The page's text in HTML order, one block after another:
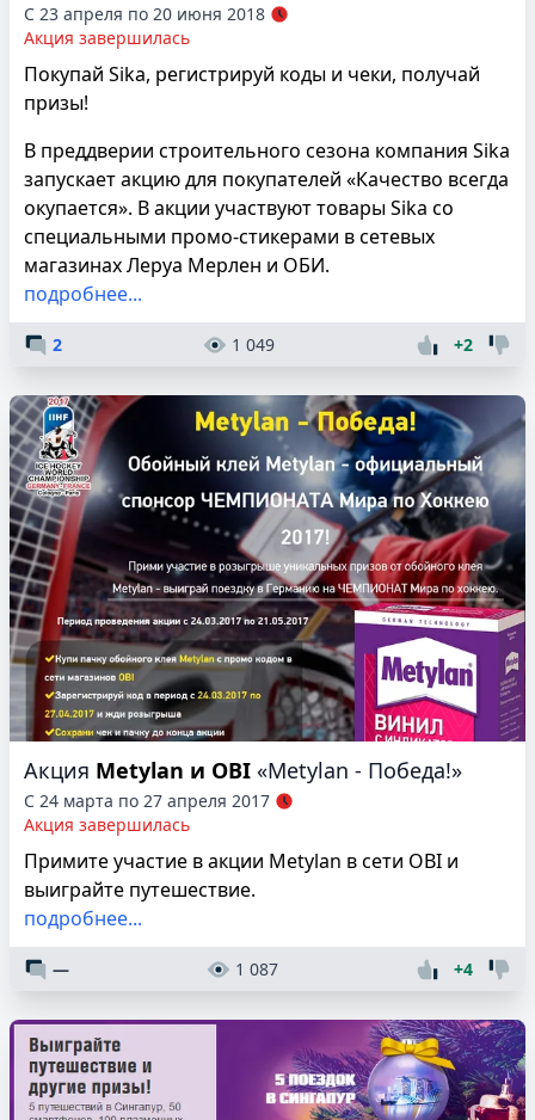
С 23 апреля по 20 июня 2018
Акция завершилась
Покупай Sika, регистрируй коды и чеки, получай
призы!
В преддверии строительного сезона компания Sika
запускает акцию для покупателей «Качество всегда
окупается». В акции участвуют товары Sika со
специальными промо-стикерами в сетевых
магазинах Леруа Мерлен и ОБИ.
подробнее...
2 1 049 +2
Акция Metylan и OBI «Metylan - Победа!»
С 24 марта по 27 апреля 2017
Акция завершилась
Примите участие в акции Metylan в сети OBI и
выиграйте путешествие.
подробнее...
— 1 087 +4